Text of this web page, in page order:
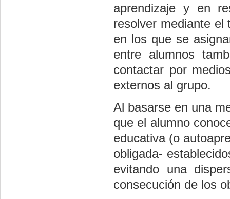
aprendizaje y en
resolver mediante el
en los que se
entre alumnos
contactar por
externos al grupo.
Al basarse en una
que el alumno
educativa (o
obligada-
evitando una
consecución de los